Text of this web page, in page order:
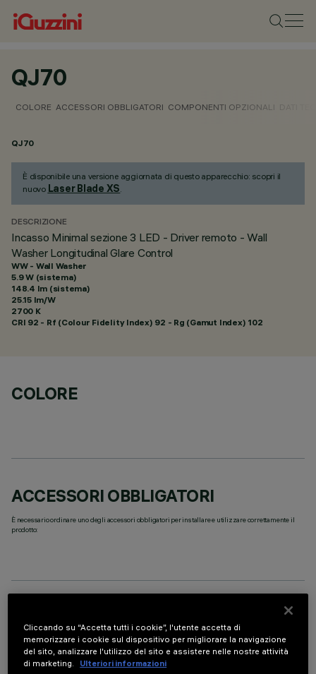
QJ70
COLORE ACCESSORI OBBLIGATORI COMPONENTI OPZIONALI
QJ70
È disponibile una versione aggiornata di questo apparecchio: scopri il
nuovo Laser Blade XS.
DESCRIZIONE
Incasso Minimal sezione 3 LED - Driver remoto - Wall
Washer Longitudinal Glare Control
WW - Wall Washer
5.9 W (sistema)
148.4 lm (sistema)
25.15 lm/W
2700 K
CRI 92 - Rf (Colour Fidelity Index) 92 - Rg (Gamut Index) 102
COLORE
ACCESSORI OBBLIGATORI
È necessario ordinare uno degli accessori obbligatori per installare e utilizzare correttamente il
prodotto:
Cliccando su “Accetta tutti i cookie”, l'utente accetta di
memorizzare i cookie sul dispositivo per migliorare la navigazione
del sito, analizzare l'utilizzo del sito e assistere nelle nostre attività
di marketing.
Ulteriori informazioni